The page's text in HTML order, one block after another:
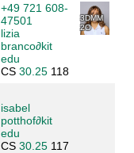
+49 721 608-
47501
lizia
branco∂kit
edu
CS 30.25118
3DMM
2O
isabel
potthof∂kit
edu
CS 30.25117